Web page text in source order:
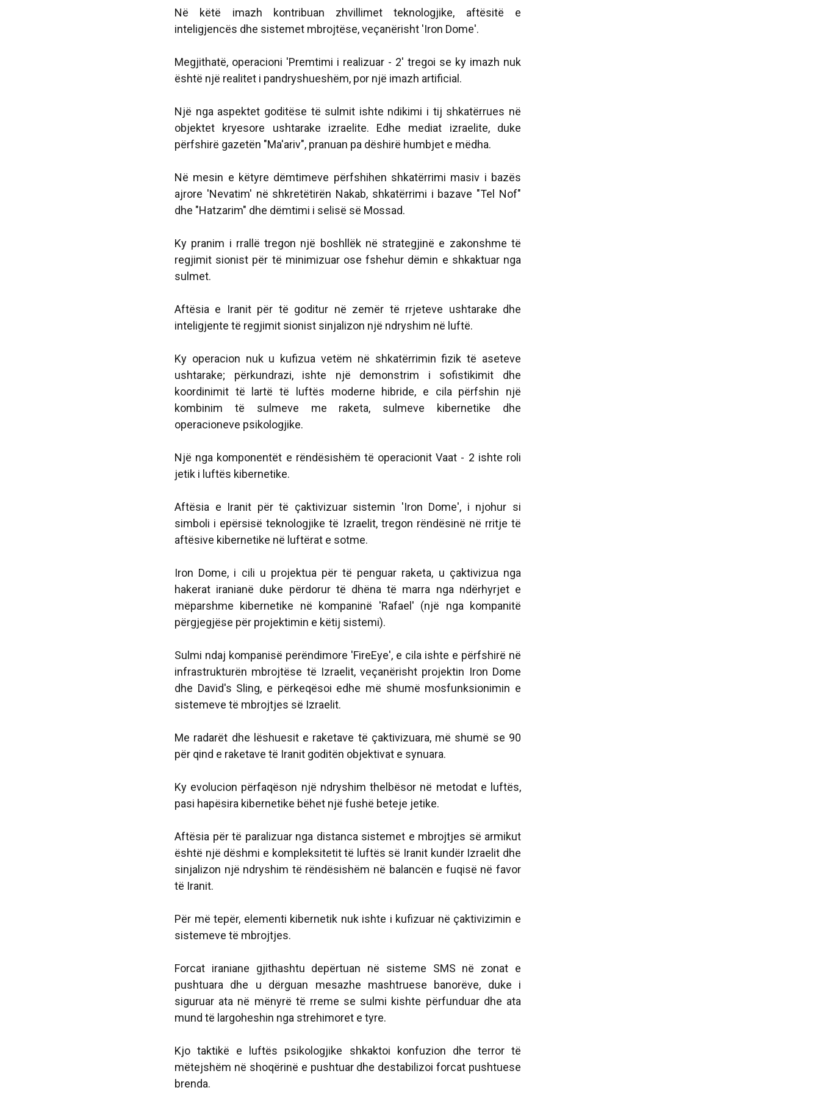
Në këtë imazh kontribuan zhvillimet teknologjike, aftësitë e
inteligjencës dhe sistemet mbrojtëse, veçanërisht 'Iron Dome'.
Megjithatë, operacioni 'Premtimi i realizuar - 2' tregoi se ky imazh nuk
është një realitet i pandryshueshëm, por një imazh artificial.
Një nga aspektet goditëse të sulmit ishte ndikimi i tij shkatërrues në
objektet kryesore ushtarake izraelite. Edhe mediat izraelite, duke
përfshirë gazetën "Ma'ariv", pranuan pa dëshirë humbjet e mëdha.
Në mesin e këtyre dëmtimeve përfshihen shkatërrimi masiv i bazës
ajrore 'Nevatim' në shkretëtirën Nakab, shkatërrimi i bazave "Tel Nof"
dhe "Hatzarim" dhe dëmtimi i selisë së Mossad.
Ky pranim i rrallë tregon një boshllëk në strategjinë e zakonshme të
regjimit sionist për të minimizuar ose fshehur dëmin e shkaktuar nga
sulmet.
Aftësia e Iranit për të goditur në zemër të rrjeteve ushtarake dhe
inteligjente të regjimit sionist sinjalizon një ndryshim në luftë.
Ky operacion nuk u kufizua vetëm në shkatërrimin fizik të aseteve
ushtarake; përkundrazi, ishte një demonstrim i sofistikimit dhe
koordinimit të lartë të luftës moderne hibride, e cila përfshin një
kombinim të sulmeve me raketa, sulmeve kibernetike dhe
operacioneve psikologjike.
Një nga komponentët e rëndësishëm të operacionit Vaat - 2 ishte roli
jetik i luftës kibernetike.
Aftësia e Iranit për të çaktivizuar sistemin 'Iron Dome', i njohur si
simboli i epërsisë teknologjike të Izraelit, tregon rëndësinë në rritje të
aftësive kibernetike në luftërat e sotme.
Iron Dome, i cili u projektua për të penguar raketa, u çaktivizua nga
hakerat iranianë duke përdorur të dhëna të marra nga ndërhyrjet e
mëparshme kibernetike në kompaninë 'Rafael' (një nga kompanitë
përgjegjëse për projektimin e këtij sistemi).
Sulmi ndaj kompanisë perëndimore 'FireEye', e cila ishte e përfshirë në
infrastrukturën mbrojtëse të Izraelit, veçanërisht projektin Iron Dome
dhe David's Sling, e përkeqësoi edhe më shumë mosfunksionimin e
sistemeve të mbrojtjes së Izraelit.
Me radarët dhe lëshuesit e raketave të çaktivizuara, më shumë se 90
për qind e raketave të Iranit goditën objektivat e synuara.
Ky evolucion përfaqëson një ndryshim thelbësor në metodat e luftës,
pasi hapësira kibernetike bëhet një fushë beteje jetike.
Aftësia për të paralizuar nga distanca sistemet e mbrojtjes së armikut
është një dëshmi e kompleksitetit të luftës së Iranit kundër Izraelit dhe
sinjalizon një ndryshim të rëndësishëm në balancën e fuqisë në favor
të Iranit.
Për më tepër, elementi kibernetik nuk ishte i kufizuar në çaktivizimin e
sistemeve të mbrojtjes.
Forcat iraniane gjithashtu depërtuan në sisteme SMS në zonat e
pushtuara dhe u dërguan mesazhe mashtruese banorëve, duke i
siguruar ata në mënyrë të rreme se sulmi kishte përfunduar dhe ata
mund të largoheshin nga strehimoret e tyre.
Kjo taktikë e luftës psikologjike shkaktoi konfuzion dhe terror të
mëtejshëm në shoqërinë e pushtuar dhe destabilizoi forcat pushtuese
brenda.